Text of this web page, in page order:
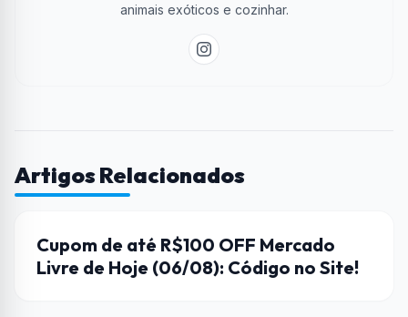
animais exóticos e cozinhar.
Artigos Relacionados
CUPONS DE DESCONTO
Cupom de até R$100 OFF Mercado
Livre de Hoje (06/08): Código no Site!